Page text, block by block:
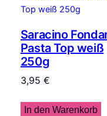
Saracino
Pasta Top weiß
250g
3,95 €
In den Warenkorb